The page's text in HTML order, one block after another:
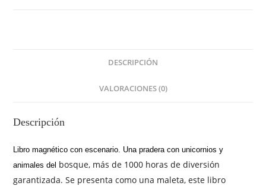
DESCRIPCIÓN
VALORACIONES (0)
Descripción
Libro magnético con escenario. Una pradera con unicornios y
animales del bosque, más de 1000 horas de diversión
garantizada. Se presenta como una maleta, este libro